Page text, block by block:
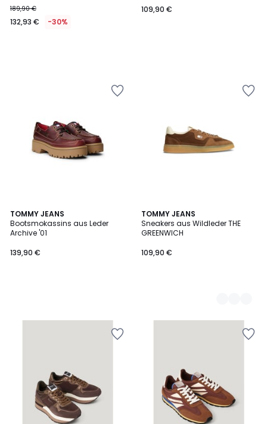
189,90 €
132,93 € -30%
109,90 €
TOMMY JEANS
Bootsmokassins aus Leder
Archive '01
139,90 €
TOMMY JEANS
Sneakers aus Wildleder THE
GREENWICH
109,90 €
3
Farben